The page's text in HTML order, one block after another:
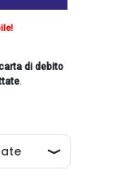
di debito
.